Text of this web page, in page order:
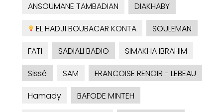
ANSOUMANE TAMBADIAN
DIAKHABY
EL HADJI BOUBACAR KONTA
SOULEMAN
FATI
SADIALI BADIO
SIMAKHA IBRAHIM
Sissé
SAM
FRANCOISE RENOIR - LEBEAU
Hamady
BAFODE MINTEH